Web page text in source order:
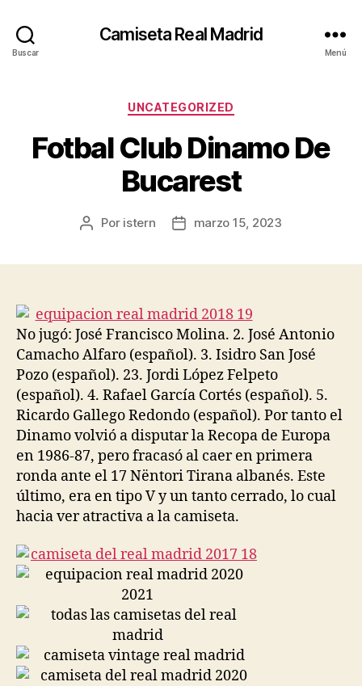
Buscar
Camiseta Real Madrid
Menú
Categorías
UNCATEGORIZED
Fotbal Club Dinamo De
Bucarest
Autor
Por istern
Fechamarzo 15, 2023
No jugó: José Francisco Molina. 2. José Antonio
Camacho Alfaro (español). 3. Isidro San José
Pozo (español). 23. Jordi López Felpeto
(español). 4. Rafael García Cortés (español). 5.
Ricardo Gallego Redondo (español). Por tanto el
Dinamo volvió a disputar la Recopa de Europa
en 1986-87, pero fracasó al caer en primera
ronda ante el 17 Nëntori Tirana albanés. Este
último, era en tipo V y un tanto cerrado, lo cual
hacia ver atractiva a la camiseta.